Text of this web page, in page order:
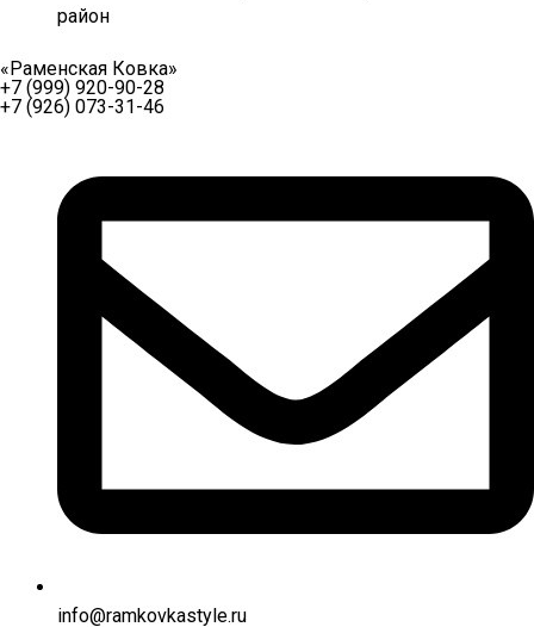
район
«Раменская Ковка»
+7 (999) 920-90-28
+7 (926) 073-31-46
info@ramkovkastyle.ru